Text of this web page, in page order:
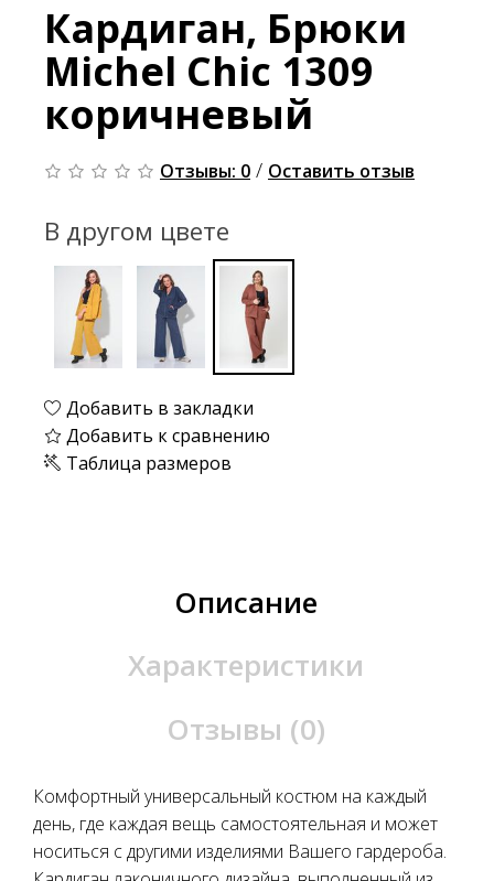
Кардиган, Брюки
Michel Chic 1309
коричневый
Отзывы: 0 / Оставить отзыв
В другом цвете
Добавить в закладки
Добавить к сравнению
Таблица размеров
Описание
Характеристики
Отзывы (0)
Комфортный универсальный костюм на каждый
день, где каждая вещь самостоятельная и может
носиться с другими изделиями Вашего гардероба.